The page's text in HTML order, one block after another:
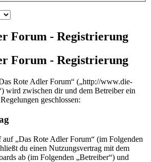
Forum - Registrierung
Forum - Registrierung
Rote Adler Forum“ („http://www.die-
wird zwischen dir und dem Betreiber ein
geschlossen:
„Das Rote Adler Forum“ (im Folgenden
du einen Nutzungsvertrag mit dem
ab (im Folgenden „Betreiber“) und